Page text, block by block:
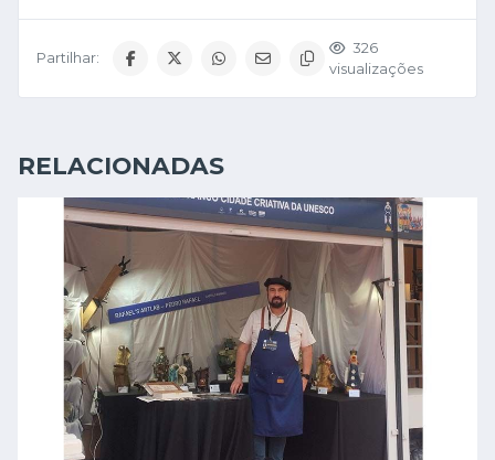
Partilhar:
326
visualizações
RELACIONADAS